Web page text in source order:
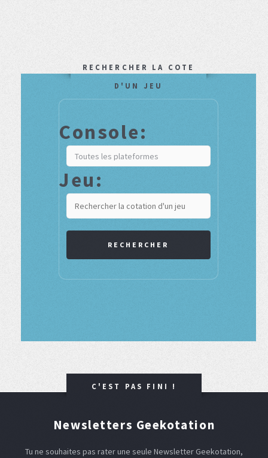
RECHERCHER LA COTE
D'UN JEU
Console:
Jeu:
RECHERCHER
C'EST PAS FINI !
Newsletters Geekotation
Tu ne souhaites pas rater une seule Newsletter Geekotation,